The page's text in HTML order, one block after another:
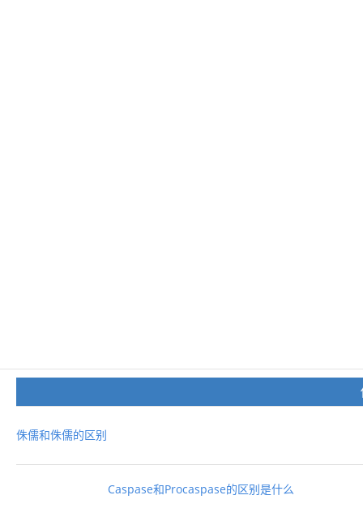
侏儒和侏儒的区别
Caspase和Procaspase的区别是什么